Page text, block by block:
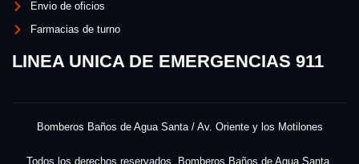
Envio de oficios
Farmacias de turno
LINEA UNICA DE EMERGENCIAS 911
Bomberos Baños de Agua Santa / Av. Oriente y los Motilones
Todos los derechos reservados. Bomberos Baños de Agua Santa.